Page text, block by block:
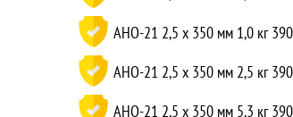
АНО-21 2,5 x 350 мм 1,0 кг
АНО-21 2,5 x 350 мм 2,5 кг
АНО-21 2,5 x 350 мм 5,3 кг